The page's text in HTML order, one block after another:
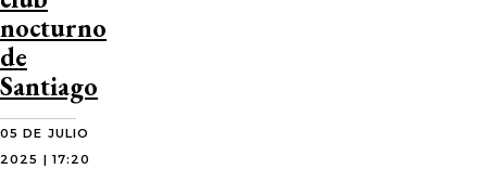
nocturno
de
Santiago
05 DE JULIO
2025 | 17:20